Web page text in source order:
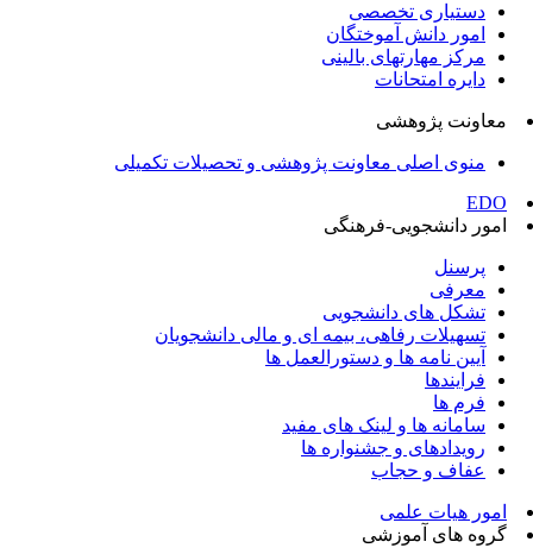
دستیاری تخصصی
امور دانش آموختگان
مرکز مهارتهای بالینی
دایره امتحانات
معاونت پژوهشی
منوی اصلی معاونت پژوهشی و تحصیلات تکمیلی
EDO
امور دانشجویی-فرهنگی
پرسنل
معرفی
تشکل های دانشجویی
تسهیلات رفاهی، بیمه ای و مالی دانشجویان
آیین نامه ها و دستورالعمل ها
فرایندها
فرم ها
سامانه ها و لینک های مفید
رویدادهای و جشنواره ها
عفاف و حجاب
امور هیات علمی
گروه های آموزشی